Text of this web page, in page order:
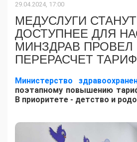
29.04.2024, 17:00
МЕДУСЛУГИ СТАНУТ
ДОСТУПНЕЕ ДЛЯ
МИНЗДРАВ ПРОВЕЛ
ПЕРЕРАСЧЕТ
Министерство
поэтапному повышению
В приоритете - детство и